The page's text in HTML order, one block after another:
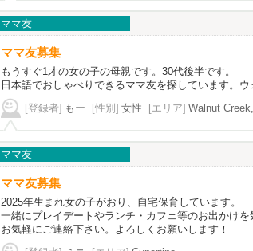
ママ友
ママ友募集
もうすぐ1才の女の子の母親です。30代後半です。
日本語でおしゃべりできるママ友を探しています。
[登録者] もー [性別] 女性 [エリア] Walnut
ママ友
ママ友募集
2025年生まれ女の子がおり、自宅保育しています。
一緒にプレイデートやランチ・カフェ等のお出かけ
お気軽にご連絡下さい。よろしくお願いします！